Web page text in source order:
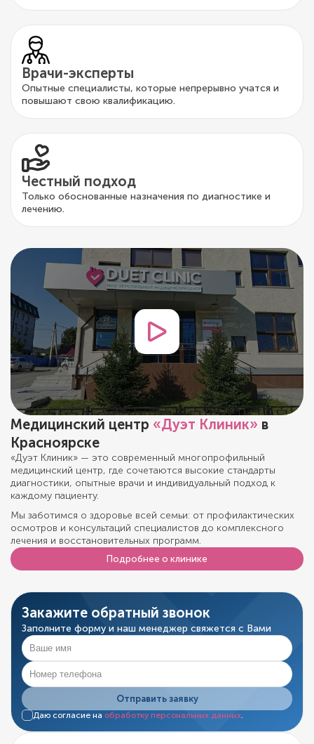
Врачи-эксперты
Опытные специалисты, которые непрерывно учатся и
повышают свою квалификацию.
Честный подход
Только обоснованные назначения по диагностике и
лечению.
Медицинский центр «Дуэт Клиник» в
Красноярске
«Дуэт Клиник» — это современный многопрофильный
медицинский центр, где сочетаются высокие стандарты
диагностики, опытные врачи и индивидуальный подход к
каждому пациенту.
Мы заботимся о здоровье всей семьи: от профилактических
осмотров и консультаций специалистов до комплексного
лечения и восстановительных программ.
Подробнее о клинике
Закажите обратный звонок
Заполните форму и наш менеджер свяжется с Вами
Отправить заявку
Даю согласие на обработку персональных данных.